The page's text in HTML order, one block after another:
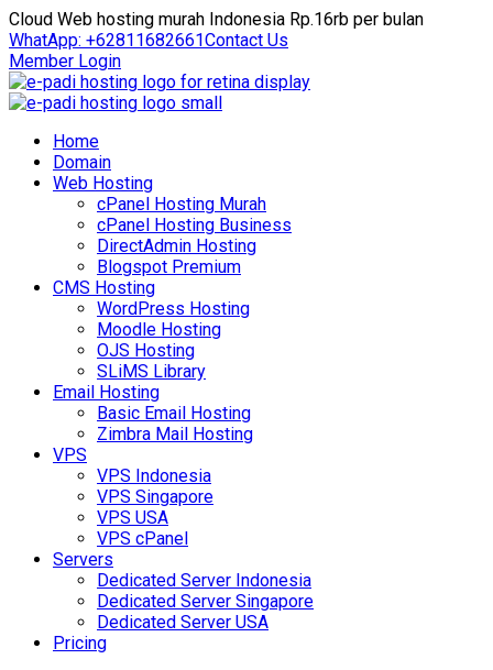
Cloud Web hosting murah Indonesia Rp.16rb per bulan
WhatApp: +62811682661Contact Us
Member Login
Home
Domain
Web Hosting
cPanel Hosting Murah
cPanel Hosting Business
DirectAdmin Hosting
Blogspot Premium
CMS Hosting
WordPress Hosting
Moodle Hosting
OJS Hosting
SLiMS Library
Email Hosting
Basic Email Hosting
Zimbra Mail Hosting
VPS
VPS Indonesia
VPS Singapore
VPS USA
VPS cPanel
Servers
Dedicated Server Indonesia
Dedicated Server Singapore
Dedicated Server USA
Pricing